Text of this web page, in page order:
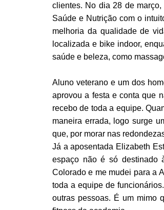
clientes. No dia 28 de
Saúde e Nutrição com o
melhoria da qualidade de
localizada e bike indoor,
saúde e beleza, como
Aluno veterano e um dos
aprovou a festa e conta que
recebo de toda a equipe.
maneira errada, logo surge
que, por morar nas
Já a aposentada Elizabeth
espaço não é só destinado
Colorado e me mudei para a
toda a equipe de
outras pessoas. É um mimo